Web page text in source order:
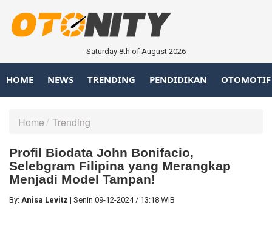
Saturday 8th of August 2026
HOME NEWS TRENDING PENDIDIKAN OTOMOTIF
Home Trending
Profil Biodata John Bonifacio,
Selebgram Filipina yang Merangkap
Menjadi Model Tampan!
By: Anisa Levitz | Senin 09-12-2024 / 13:18 WIB